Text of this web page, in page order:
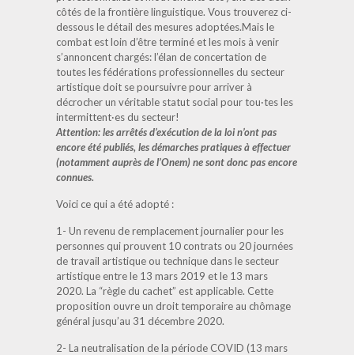
côtés de la frontière linguistique. Vous trouverez ci-
dessous le détail des mesures adoptées.Mais le
combat est loin d’être terminé et les mois à venir
s’annoncent chargés: l’élan de concertation de
toutes les fédérations professionnelles du secteur
artistique doit se poursuivre pour arriver à
décrocher un véritable statut social pour tou·tes les
intermittent·es du secteur!
Attention: les arrêtés d’exécution de la loi n’ont pas
encore été publiés, les démarches pratiques à effectuer
(notamment auprès de l’Onem) ne sont donc pas encore
connues.
Voici ce qui a été adopté :
1- Un revenu de remplacement journalier pour les
personnes qui prouvent 10 contrats ou 20 journées
de travail artistique ou technique dans le secteur
artistique entre le 13 mars 2019 et le 13 mars
2020. La “règle du cachet” est applicable. Cette
proposition ouvre un droit temporaire au chômage
général jusqu’au 31 décembre 2020.
2- La neutralisation de la période COVID (13 mars